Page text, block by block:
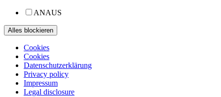
ANAUS
Cookies
Cookies
Datenschutzerklärung
Privacy policy
Impressum
Legal disclosure